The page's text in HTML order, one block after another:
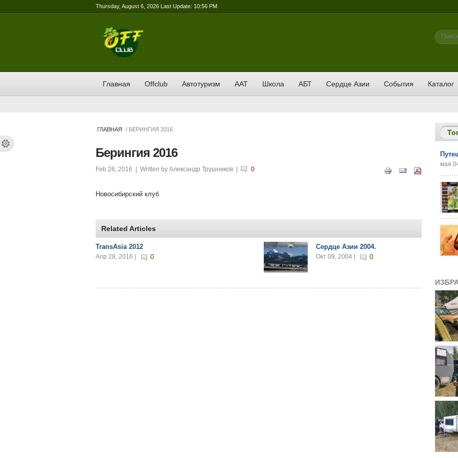
Thursday, August 6, 2026 Last Update: 10:56 PM
Поиск
Главная Offclub Автотуризм ААТ Школа АБТ Сердце Азии События Каталог
ГЛАВНАЯ / БЕРИНГИЯ 2016
Берингия 2016
Feb 26, 2016 | Written by Александр Трушников 0
Новосибирский клуб
Related Articles
TransAsia 2012
Апр 28, 2016 | 0
Сердце Азии 2004.
Окт 09, 2004 | 0
мая